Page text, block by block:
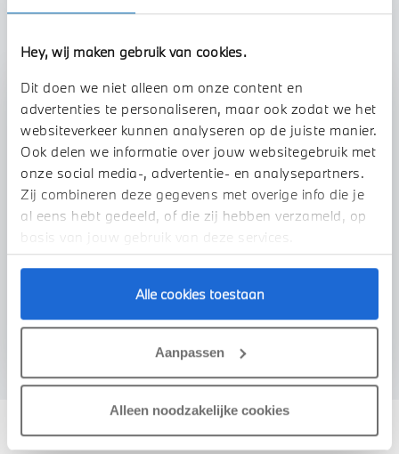
Hey, wij maken gebruik van cookies.
Dit doen we niet alleen om onze content en
advertenties te personaliseren, maar ook zodat we het
websiteverkeer kunnen analyseren op de juiste manier.
Ook delen we informatie over jouw websitegebruik met
onze social media-, advertentie- en analysepartners.
Zij combineren deze gegevens met overige info die je
al eens hebt gedeeld, of die zij hebben verzameld, op
basis van jouw gebruik van deze services.
Alle cookies toestaan
Aanpassen
Alleen noodzakelijke cookies
Uw auto inruilen?
Voorstel aanvragen
Deze zijn vergelijkbaar